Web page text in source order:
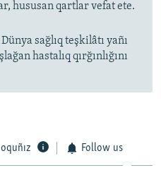
hususan qartlar vefat ete.
sağlıq teşkilâtı yañı
hastalıq qırğınlığını
Follow us